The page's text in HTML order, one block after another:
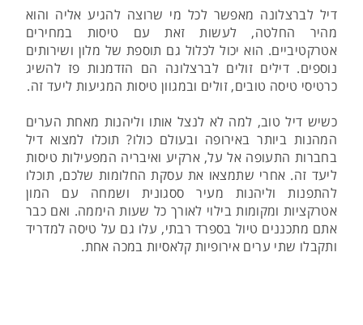
דיל לברצלונה מאפשר לכל מי שרוצה להגיע אליה והוא
מהיר החלטה, לעשות זאת עם טיסות במחירים
אטרקטיביים. הוא יכול לכלול גם תוספת של מלון ושירותים
נוספים. דילים זולים לברצלונה הם הזדמנות פז להשיג
כרטיסי טיסה טובים, זולים ובמגוון טיסות המגיעות ליעד זה.
כשיש דיל טוב, למה לא לנצל אותו וליהנות מאחת הערים
המהנות ביותר באירופה ובעולם כולו? תוכלו למצוא דיל
בחברות התעופה אל על, ארקיע ואיבריה המפעילות טיסות
ליעד זה. אחרי שתמצאו את עסקת החלומות שלכם, תוכלו
להתפנות וליהנות מעיר ססגונית ושמחה עם המון
אטרקציות ומקומות בילוי לאורך כל שעות היממה. ואם כבר
אתם מתכננים טיול בספרד רבתי, עלו גם על טיסה למדריד
ותקבלו שתי ערים אירופיות קלאסיות במכה אחת.